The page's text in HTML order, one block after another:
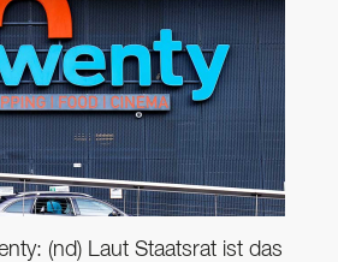
(nd) Laut Staatsrat ist das